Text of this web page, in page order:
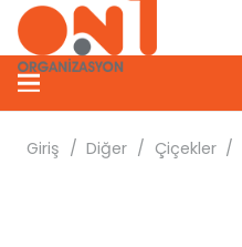
Giriş / Diğer / Çiçekler /